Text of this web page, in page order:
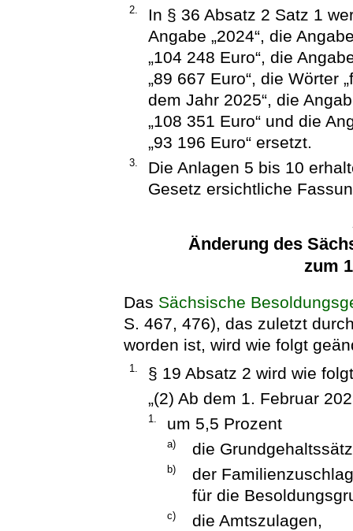
2.
In § 36 Absatz 2 Satz 1
Angabe „2024“, die
„104 248 Euro“, die
„89 667 Euro“, die Wörter
dem Jahr 2025“, die
„108 351 Euro“ und die
„93 196 Euro“ ersetzt.
3.
Die Anlagen 5 bis 10
Gesetz ersichtliche
Änderung des
zum
Das Sächsische
S. 467, 476), das zuletzt
worden ist, wird wie folgt
1.
§ 19 Absatz 2 wird wie
„(2) Ab dem 1. Februar
1. um 5,5 Prozent
a) die
b)
der
für die
c) die Amtszulagen,